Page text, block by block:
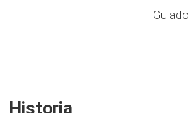
Guiado
Historia